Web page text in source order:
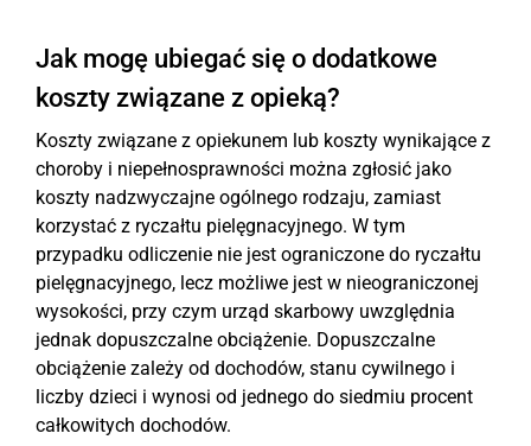
Jak mogę ubiegać się o dodatkowe
koszty związane z opieką?
Koszty związane z opiekunem lub koszty wynikające z
choroby i niepełnosprawności można zgłosić jako
koszty nadzwyczajne ogólnego rodzaju, zamiast
korzystać z ryczałtu pielęgnacyjnego. W tym
przypadku odliczenie nie jest ograniczone do ryczałtu
pielęgnacyjnego, lecz możliwe jest w nieograniczonej
wysokości, przy czym urząd skarbowy uwzględnia
jednak dopuszczalne obciążenie. Dopuszczalne
obciążenie zależy od dochodów, stanu cywilnego i
liczby dzieci i wynosi od jednego do siedmiu procent
całkowitych dochodów.